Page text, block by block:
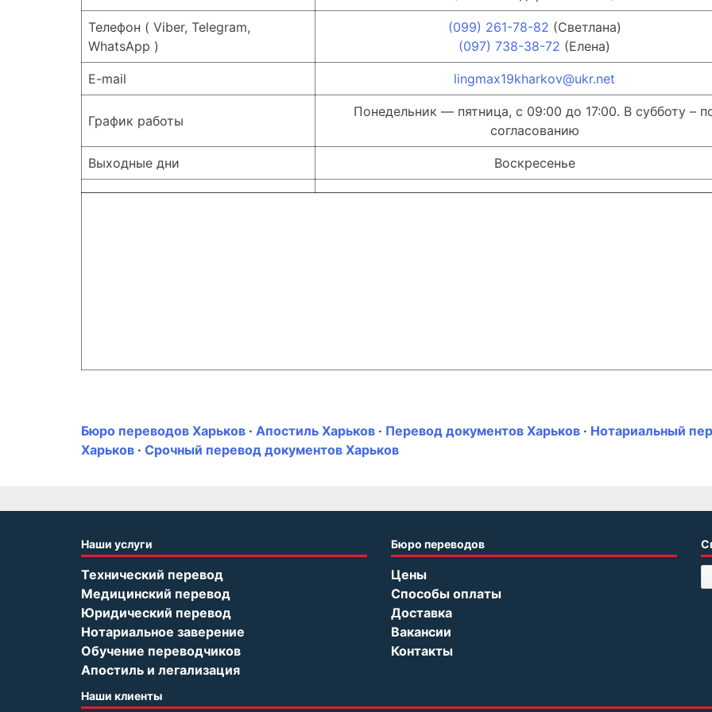
Телефон ( Viber, Telegram,
WhatsApp )
(099) 261-78-82 (Светлана)
(097) 738-38-72 (Елена)
E-mail lingmax19kharkov@ukr.net
График работы
Понедельник — пятница, с 09:00 до 17:00. В субботу –
согласованию
Выходные дни Воскресенье
Бюро переводов Харьков · Апостиль Харьков · Перевод документов Харьков · Нотариальный
Харьков · Срочный перевод документов Харьков
Наши услуги
Технический перевод
Медицинский перевод
Юридический перевод
Нотариальное заверение
Обучение переводчиков
Апостиль и легализация
Бюро переводов
Цены
Способы оплаты
Доставка
Вакансии
Контакты
Наши клиенты